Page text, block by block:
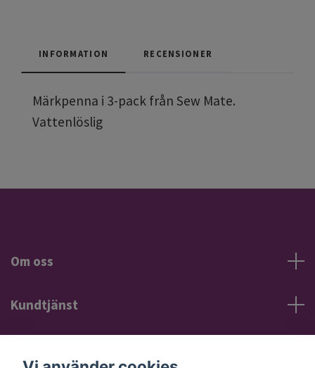
INFORMATION RECENSIONER
Märkpenna i 3-pack från Sew Mate.
Vattenlöslig
Om oss
Kundtjänst